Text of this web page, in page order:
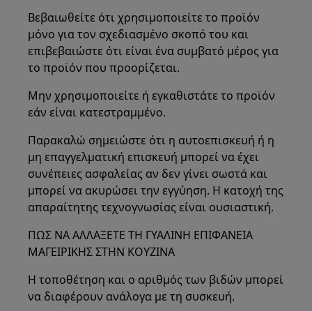
Βεβαιωθείτε ότι χρησιμοποιείτε το προϊόν
μόνο για τον σχεδιασμένο σκοπό του και
επιβεβαιώστε ότι είναι ένα συμβατό μέρος για
το προϊόν που προορίζεται.
Μην χρησιμοποιείτε ή εγκαθιστάτε το προϊόν
εάν είναι κατεστραμμένο.
Παρακαλώ σημειώστε ότι η αυτοεπισκευή ή η
μη επαγγελματική επισκευή μπορεί να έχει
συνέπειες ασφαλείας αν δεν γίνει σωστά και
μπορεί να ακυρώσει την εγγύηση. Η κατοχή της
απαραίτητης τεχνογνωσίας είναι ουσιαστική.
ΠΩΣ ΝΑ ΑΛΛΑΞΕΤΕ ΤΗ ΓΥΑΛΙΝΗ ΕΠΙΦΑΝΕΙΑ
ΜΑΓΕΙΡΙΚΗΣ ΣΤΗΝ ΚΟΥΖΙΝΑ
Η τοποθέτηση και ο αριθμός των βιδών μπορεί
να διαφέρουν ανάλογα με τη συσκευή.